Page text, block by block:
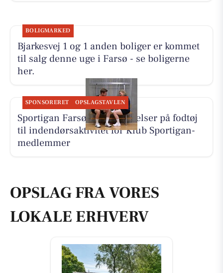
BOLIGMARKED
Bjarkesvej 1 og 1 anden boliger er kommet
til salg denne uge i Farsø - se boligerne
her.
SPONSORERET OPSLAGSTAVLEN
Sportigan Farsø har besparelser på fodtøj
til indendørsaktivitet for Klub Sportigan-
medlemmer
OPSLAG FRA VORES
LOKALE ERHVERV